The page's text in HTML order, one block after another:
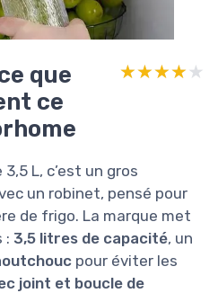
que
ce
★★★★★
★★★★★
L, c’est un gros
un robinet, pensé pour
de frigo. La marque met
: 3,5 litres de capacité, un
pour éviter les
joint et boucle de